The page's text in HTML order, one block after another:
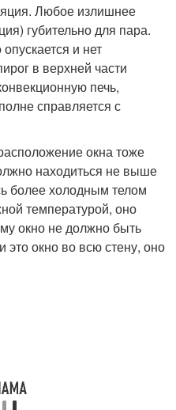
Любое излишнее
губительно для пара.
и нет
в верхней части
печь,
справляется с
окна тоже
находиться не выше
более холодным телом
температурой, оно
окно не должно быть
окно во всю стену, оно